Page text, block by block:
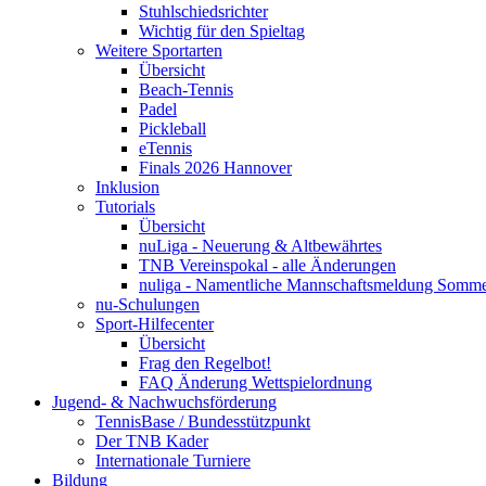
Stuhlschiedsrichter
Wichtig für den Spieltag
Weitere Sportarten
Übersicht
Beach-Tennis
Padel
Pickleball
eTennis
Finals 2026 Hannover
Inklusion
Tutorials
Übersicht
nuLiga - Neuerung & Altbewährtes
TNB Vereinspokal - alle Änderungen
nuliga - Namentliche Mannschaftsmeldung
nu-Schulungen
Sport-Hilfecenter
Übersicht
Frag den Regelbot!
FAQ Änderung Wettspielordnung
Jugend- & Nachwuchsförderung
TennisBase / Bundesstützpunkt
Der TNB Kader
Internationale Turniere
Bildung